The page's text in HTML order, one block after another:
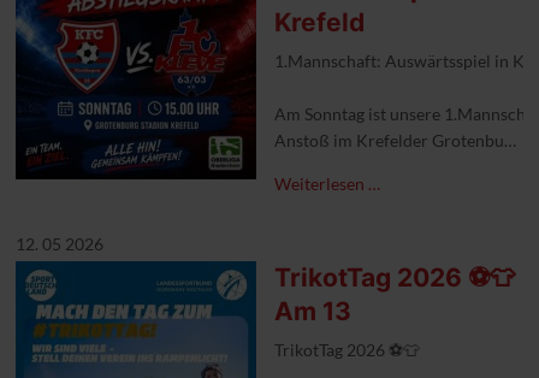
Krefeld
1.Mannschaft: Auswärtsspiel in
Am Sonntag ist unsere
Anstoß im Krefelder Grotenburg
#1FCKleve #auswärrtsspiel
Weiterlesen …
12. 05 2026
TrikotTag 2026 ⚽️👕
Am 13
TrikotTag 2026 ⚽️👕